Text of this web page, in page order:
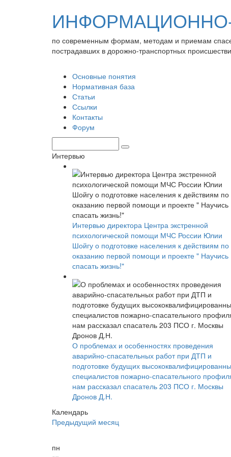
по современным формам, методам и приемам
пострадавших в дорожно-транспортных
Основные понятия
Нормативная база
Статьи
Ссылки
Контакты
Форум
Интервью
Интервью директора Центра экстренной
психологической помощи МЧС России Юлии
Шойгу о подготовке населения к действиям по
оказанию первой помощи и проекте " Научись
спасать жизнь!"
О проблемах и особенностях проведения
аварийно-спасательных работ при ДТП и
подготовке будущих
специалистов пожарно-спасательного
нам рассказал спасатель 203 ПСО г. Москвы
Дронов Д.Н.
Календарь
Предыдущий месяц
пн